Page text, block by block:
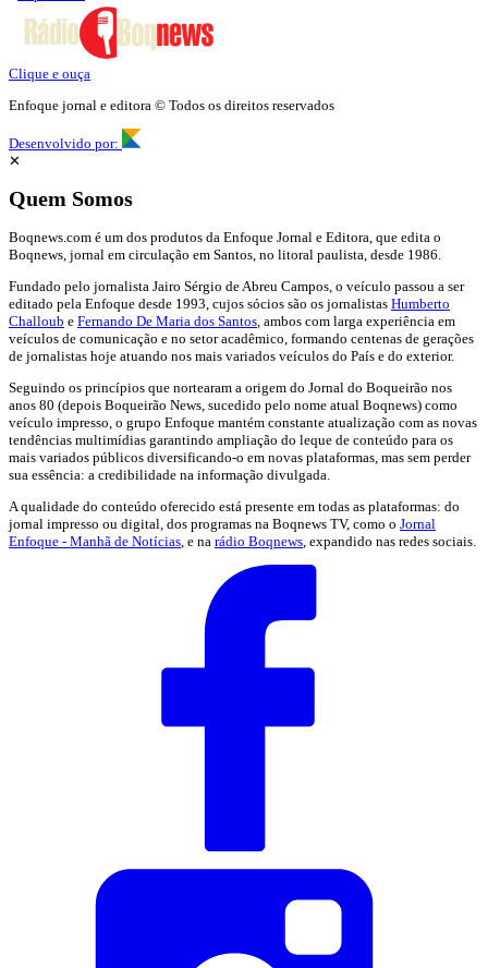
Clique e ouça
Enfoque jornal e editora © Todos os direitos reservados
Desenvolvido por:
✕
Quem Somos
Boqnews.com é um dos produtos da Enfoque Jornal e Editora, que edita o
Boqnews, jornal em circulação em Santos, no litoral paulista, desde 1986.
Fundado pelo jornalista Jairo Sérgio de Abreu Campos, o veículo passou a ser
editado pela Enfoque desde 1993, cujos sócios são os jornalistas Humberto
Challoub e Fernando De Maria dos Santos, ambos com larga experiência em
veículos de comunicação e no setor acadêmico, formando centenas de gerações
de jornalistas hoje atuando nos mais variados veículos do País e do exterior.
Seguindo os princípios que nortearam a origem do Jornal do Boqueirão nos
anos 80 (depois Boqueirão News, sucedido pelo nome atual Boqnews) como
veículo impresso, o grupo Enfoque mantém constante atualização com as novas
tendências multimídias garantindo ampliação do leque de conteúdo para os
mais variados públicos diversificando-o em novas plataformas, mas sem perder
sua essência: a credibilidade na informação divulgada.
A qualidade do conteúdo oferecido está presente em todas as plataformas: do
jornal impresso ou digital, dos programas na Boqnews TV, como o Jornal
Enfoque - Manhã de Notícias, e na rádio Boqnews, expandido nas redes sociais.